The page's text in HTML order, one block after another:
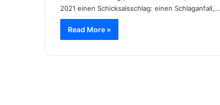
2021 einen Schicksalsschlag: einen Schlaganfall,…
Read More »